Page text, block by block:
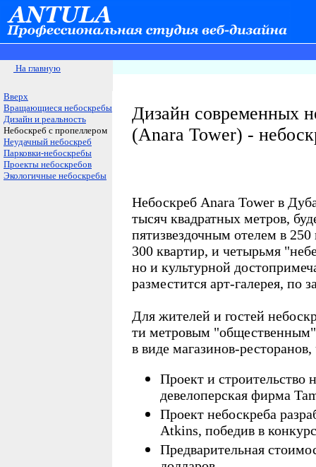
На главную
Вверх
Вращающиеся небоскребы
Дизайн и реальность
Небоскреб с пропеллером
Неудачный небоскреб
Парковки-небоскребы
Проекты небоскребов
Экологичные небоскребы
Дизайн современных
(Anara Tower) -
Небоскреб Anara Tower в
тысяч квадратных метров,
пятизвездочным отелем в
300 квартир, и четырьмя
но и культурной
разместится арт-галерея, по
Для жителей и гостей
ти метровым
в виде магазинов-
Проект и строительство
девелоперская фирма
Проект небоскреба
Atkins, победив в
Предварительная